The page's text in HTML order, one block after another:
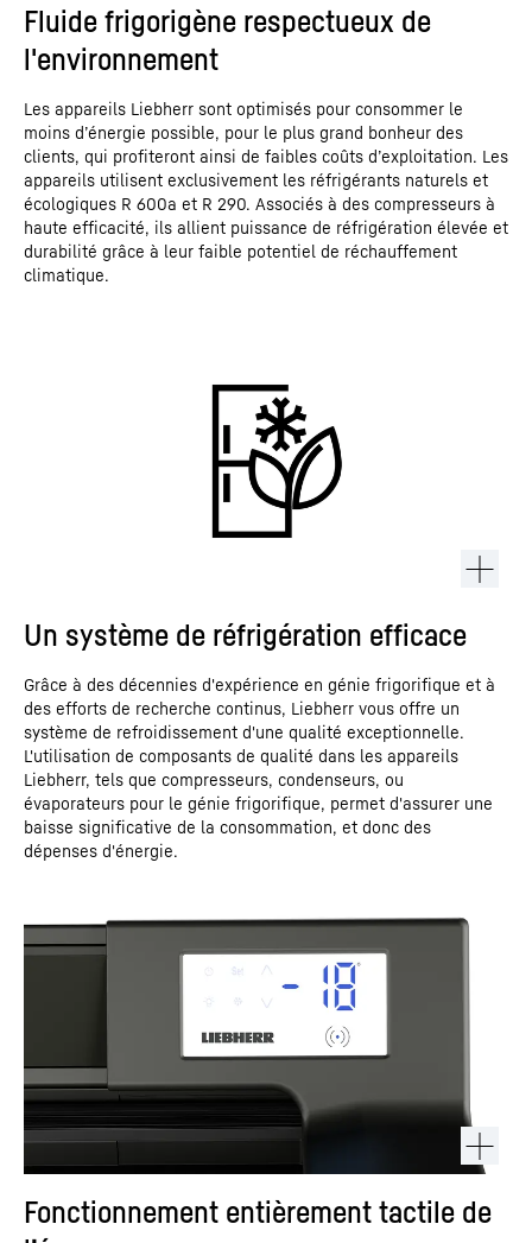
Fluide frigorigène respectueux de
l'environnement
Les appareils Liebherr sont optimisés pour consommer le
moins d’énergie possible, pour le plus grand bonheur des
clients, qui profiteront ainsi de faibles coûts d’exploitation. Les
appareils utilisent exclusivement les réfrigérants naturels et
écologiques R 600a et R 290. Associés à des compresseurs à
haute efficacité, ils allient puissance de réfrigération élevée et
durabilité grâce à leur faible potentiel de réchauffement
climatique.
Un système de réfrigération efficace
Grâce à des décennies d'expérience en génie frigorifique et à
des efforts de recherche continus, Liebherr vous offre un
système de refroidissement d'une qualité exceptionnelle.
L'utilisation de composants de qualité dans les appareils
Liebherr, tels que compresseurs, condenseurs, ou
évaporateurs pour le génie frigorifique, permet d'assurer une
baisse significative de la consommation, et donc des
dépenses d'énergie.
Fonctionnement entièrement tactile de